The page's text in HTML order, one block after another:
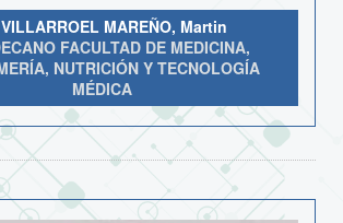
MAREÑO, Martin
FACULTAD DE MEDICINA,
NUTRICIÓN Y TECNOLOGÍA
MÉDICA